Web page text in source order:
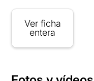
Ver ficha
entera